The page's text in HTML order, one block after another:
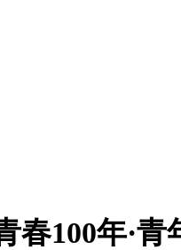
春100年·